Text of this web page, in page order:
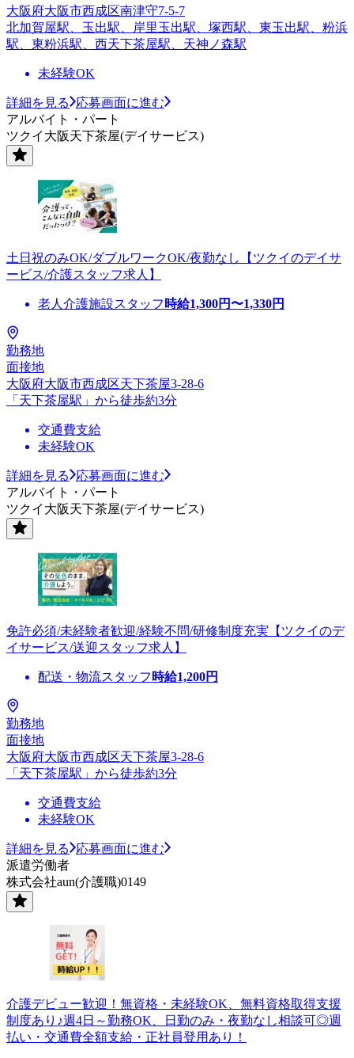
大阪府大阪市西成区南津守7-5-7
北加賀屋駅、玉出駅、岸里玉出駅、塚西駅、東玉出駅、粉浜
駅、東粉浜駅、西天下茶屋駅、天神ノ森駅
未経験OK
詳細を見る
応募画面に進む
アルバイト・パート
ツクイ大阪天下茶屋(デイサービス)
土日祝のみOK/ダブルワークOK/夜勤なし【ツクイのデイサ
ービス/介護スタッフ求人】
老人介護施設スタッフ 時給1,300円〜1,330円
勤務地
面接地
大阪府大阪市西成区天下茶屋3-28-6
「天下茶屋駅」から徒歩約3分
交通費支給
未経験OK
詳細を見る
応募画面に進む
アルバイト・パート
ツクイ大阪天下茶屋(デイサービス)
免許必須/未経験者歓迎/経験不問/研修制度充実【ツクイのデ
イサービス/送迎スタッフ求人】
配送・物流スタッフ 時給1,200円
勤務地
面接地
大阪府大阪市西成区天下茶屋3-28-6
「天下茶屋駅」から徒歩約3分
交通費支給
未経験OK
詳細を見る
応募画面に進む
派遣労働者
株式会社aun(介護職)0149
介護デビュー歓迎！無資格・未経験OK、無料資格取得支援
制度あり♪週4日～勤務OK、日勤のみ・夜勤なし相談可◎週
払い・交通費全額支給・正社員登用あり！